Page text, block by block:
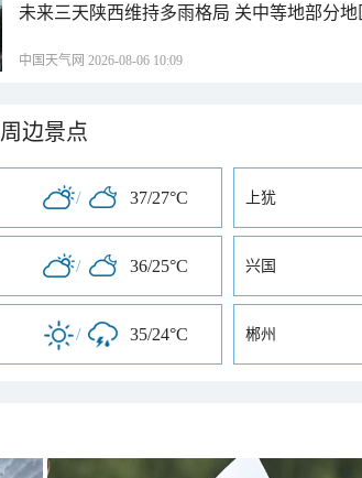
未来三天陕西维持多雨格局 关中等地部分
中国天气网 2026-08-06 10:09
周边景点
/ 37/27°C 上犹
/ 36/25°C 兴国
/ 35/24°C 郴州